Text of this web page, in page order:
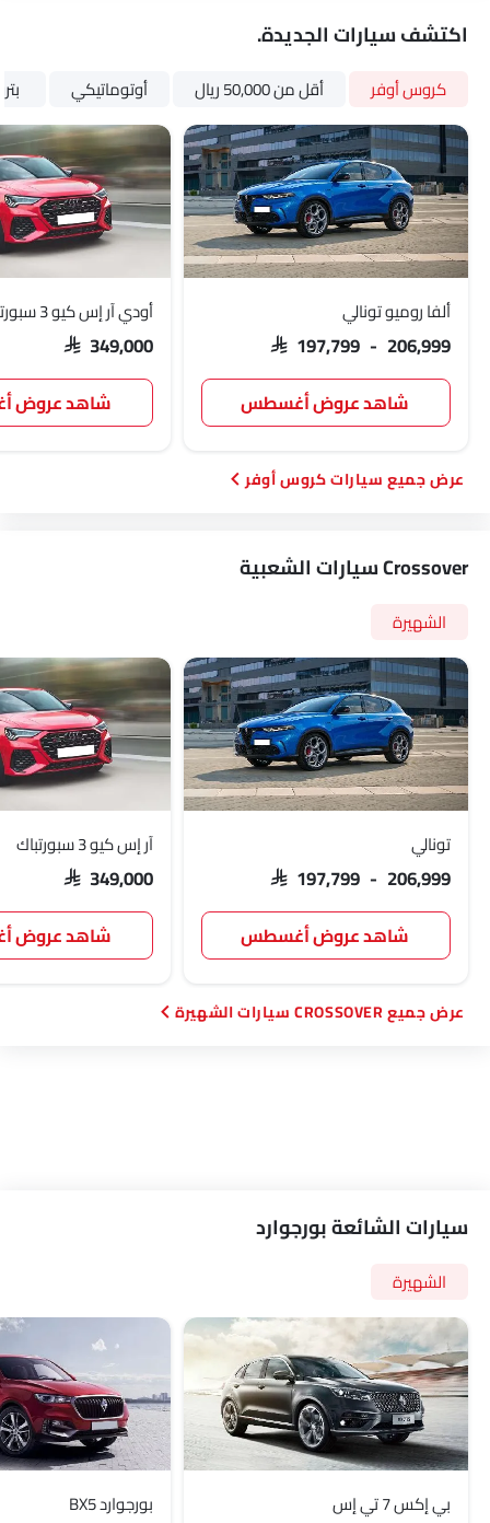
اكتشف سيارات الجديدة.
كروس أوفر أقل من 50,000 ريال أوتوماتيكي
ألفا روميو تونالي
SAR 197,799 - 206,999
شاهد عروض أغسطس
أودي آر إس كيو 3 سبورتباك
SAR 349,000
شاهد عروض
سيارات كروس أوفر
Crossover سيارات الشعبية
الشهيرة
تونالي
SAR 197,799 - 206,999
شاهد عروض أغسطس
آر إس كيو 3 سبورتباك
SAR 349,000
شاهد عروض
CROSSOVER سيارات الشهيرة
سيارات الشائعة بورجوارد
الشهيرة
بي إكس 7 تي إس بورجوارد BX5